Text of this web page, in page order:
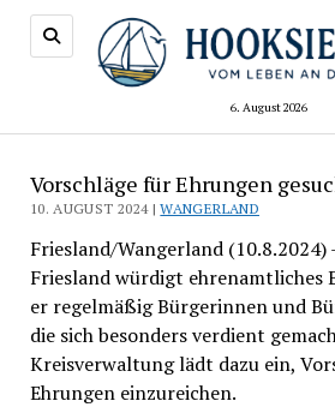
6. August 2026
Vorschläge für Ehrungen
10. AUGUST 2024 |WANGERLAND
Friesland/Wangerland (10.8.2024)
Friesland würdigt ehrenamtliches
er regelmäßig Bürgerinnen und
die sich besonders verdient
Kreisverwaltung lädt dazu ein,
Ehrungen einzureichen.